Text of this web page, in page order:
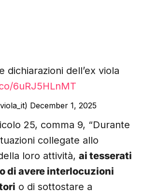
dichiarazioni dell’ex viola
6uRJ5HLnMT
December 1, 2025
25, comma 9, “Durante
collegate allo
loro attività, ai tesserati
di avere interlocuzioni
o di sottostare a